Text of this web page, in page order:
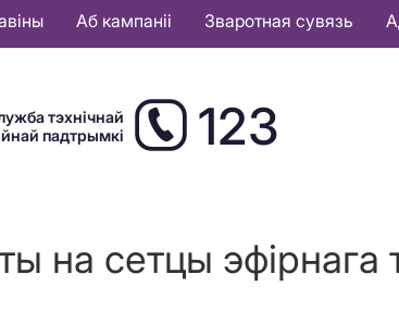
Аб кампаніі Зваротная сувязь
тэхнічнай
падтрымкі
123
на сетцы